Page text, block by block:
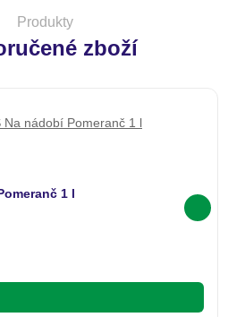
Produkty
zboží
1 l